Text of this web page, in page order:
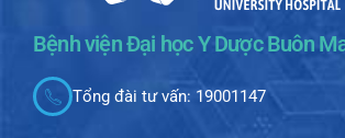
Bệnh viện Đại học Y Dược Buôn
Tổng đài tư vấn: 19001147